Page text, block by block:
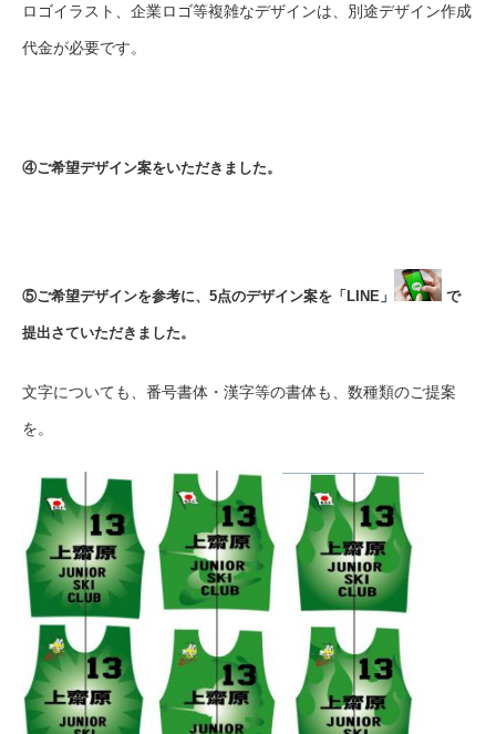
ロゴイラスト、企業ロゴ等複雑なデザインは、別途デザイン作成
代金が必要です。
④ご希望デザイン案をいただきました。
⑤ご希望デザインを参考に、5点のデザイン案を「LINE」 で
提出さていただきました。
文字についても、番号書体・漢字等の書体も、数種類のご提案
を。